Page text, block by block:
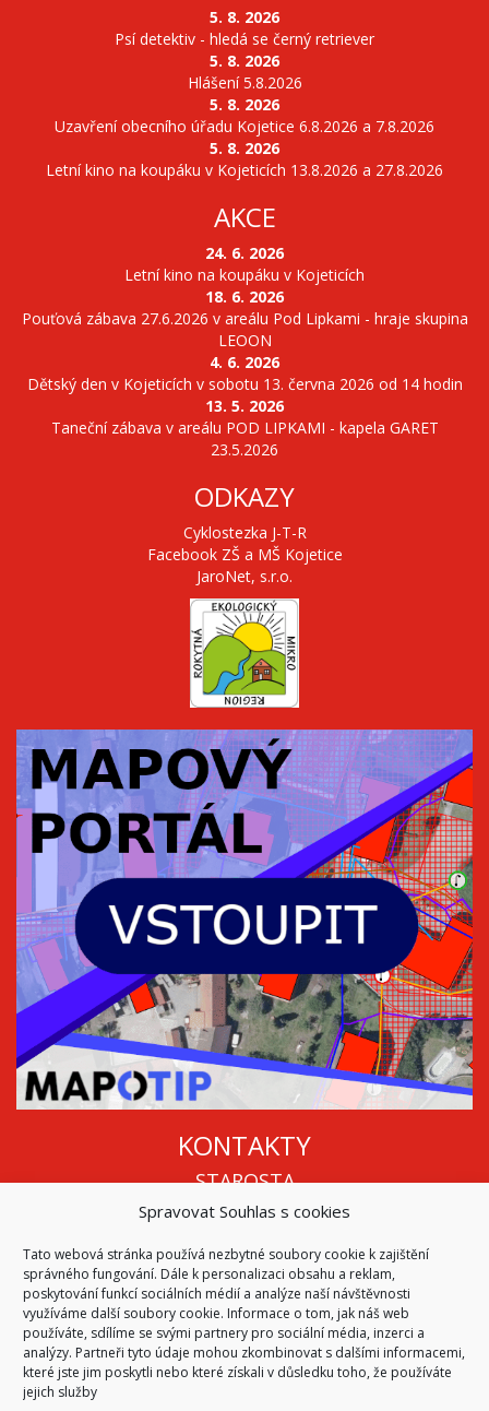
Spravovat Souhlas s cookies
Tato webová stránka používá nezbytné soubory cookie k zajištění
správného fungování. Dále k personalizaci obsahu a reklam,
poskytování funkcí sociálních médií a analýze naší návštěvnosti
využíváme další soubory cookie. Informace o tom, jak náš web
používáte, sdílíme se svými partnery pro sociální média, inzerci a
analýzy. Partneři tyto údaje mohou zkombinovat s dalšími informacemi,
které jste jim poskytli nebo které získali v důsledku toho, že používáte
jejich služby
5. 8. 2026
Psí detektiv - hledá se černý retriever
5. 8. 2026
Hlášení 5.8.2026
5. 8. 2026
Uzavření obecního úřadu Kojetice 6.8.2026 a 7.8.2026
5. 8. 2026
Letní kino na koupáku v Kojeticích 13.8.2026 a 27.8.2026
AKCE
24. 6. 2026
Letní kino na koupáku v Kojeticích
18. 6. 2026
Pouťová zábava 27.6.2026 v areálu Pod Lipkami - hraje skupina
LEOON
4. 6. 2026
Dětský den v Kojeticích v sobotu 13. června 2026 od 14 hodin
13. 5. 2026
Taneční zábava v areálu POD LIPKAMI - kapela GARET
23.5.2026
ODKAZY
Cyklostezka J-T-R
Facebook ZŠ a MŠ Kojetice
JaroNet, s.r.o.
KONTAKTY
STAROSTA
Mgr. Roman Vala
info@oukojetice.cz
ÚŘEDNÍ HODINY
Po, St: 15:30 - 16:30
Všechny kontakty | Kde nás najdete